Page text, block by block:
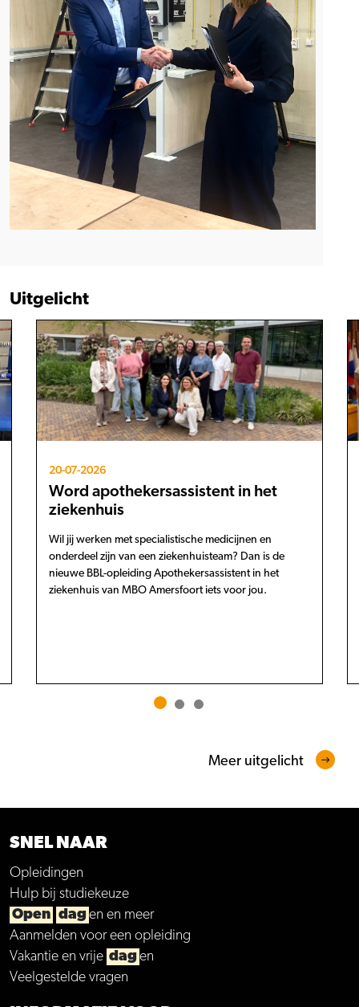
Uitgelicht
20-07-2026
Word apothekersassistent in het
ziekenhuis
Wil jij werken met specialistische medicijnen en
onderdeel zijn van een ziekenhuisteam? Dan is de
nieuwe BBL-opleiding Apothekersassistent in het
ziekenhuis van MBO Amersfoort iets voor jou.
Meer uitgelicht
SNEL NAAR
Opleidingen
Hulp bij studiekeuze
Open dagen en meer
Aanmelden voor een opleiding
Vakantie en vrije dagen
Veelgestelde vragen